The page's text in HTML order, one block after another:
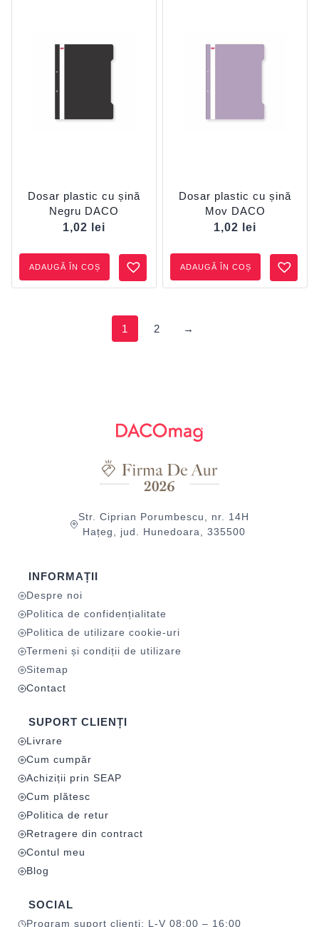
Dosar plastic cu șină
Negru DACO
1,02
lei
ADAUGĂ ÎN COȘ
Dosar plastic cu șină
Mov DACO
1,02
lei
ADAUGĂ ÎN COȘ
1 2 →
Str. Ciprian Porumbescu, nr. 14H
Hațeg, jud. Hunedoara, 335500
INFORMAȚII
Despre noi
Politica de confidențialitate
Politica de utilizare cookie-uri
Termeni și condiții de utilizare
Sitemap
Contact
SUPORT CLIENȚI
Livrare
Cum cumpăr
Achiziții prin SEAP
Cum plătesc
Politica de retur
Retragere din contract
Contul meu
Blog
SOCIAL
Program suport clienți: L-V 08:00 – 16:00